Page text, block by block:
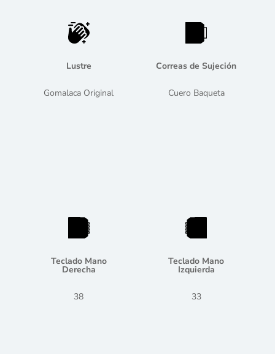
Lustre
Gomalaca Original
Correas de Sujeción
Cuero Baqueta
Teclado Mano
Derecha
38
Teclado Mano
Izquierda
33